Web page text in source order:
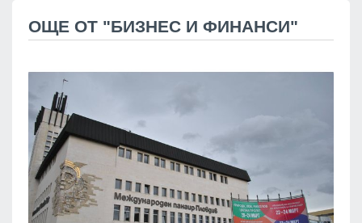
ОЩЕ ОТ "БИЗНЕС И ФИНАНСИ"